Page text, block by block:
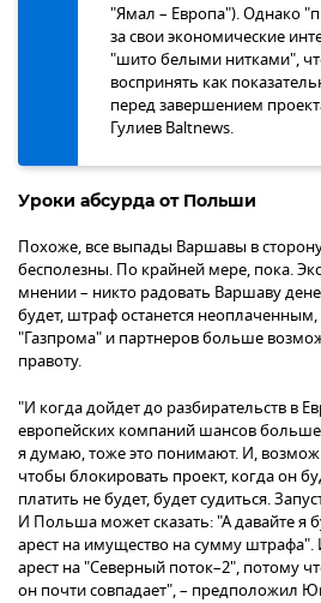
"Ямал – Европа"). Однако
за свои экономические
"шито белыми нитками",
воспринять как
перед завершением
Гулиев Baltnews.
Уроки абсурда от Польши
Похоже, все выпады Варшавы в
бесполезны. По крайней мере, пока.
мнении – никто радовать Варшаву
будет, штраф останется
"Газпрома" и партнеров больше
правоту.
"И когда дойдет до разбирательств в
европейских компаний шансов
я думаю, тоже это понимают. И,
чтобы блокировать проект, когда он
платить не будет, будет судиться.
И Польша может сказать: "А давайте я
арест на имущество на сумму штрафа".
арест на "Северный поток–2", потому
он почти совпадает", – предположил